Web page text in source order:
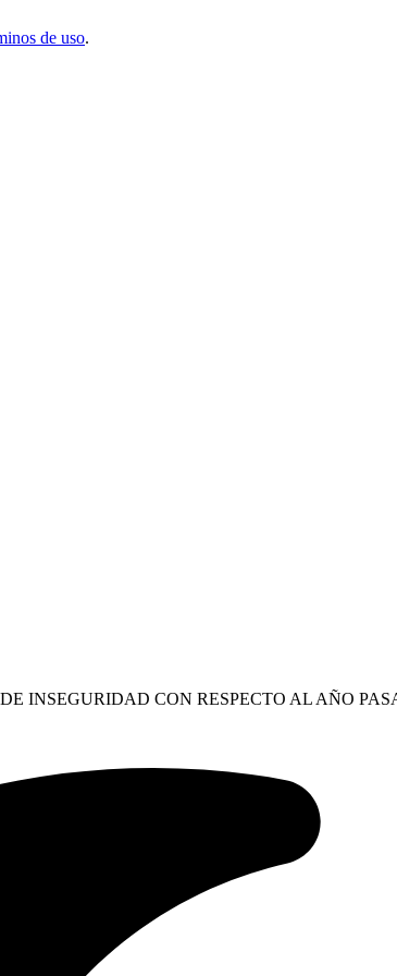
de uso.
INSEGURIDAD CON RESPECTO AL AÑO